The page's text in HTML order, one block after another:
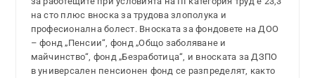
на сто плюс вноска за трудова злополука и
професионална болест. Вноската за фондовете на ДОО
– фонд „Пенсии“, фонд „Общо заболяване и
майчинство“, фонд „Безработица“, и вноската за ДЗПО
в универсален пенсионен фонд се разпределят, както